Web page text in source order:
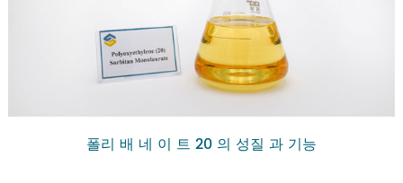
폴리 배 네 이 트 20 의 성질 과 기능